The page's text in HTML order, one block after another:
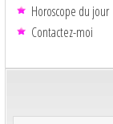
Horoscope du jour
Contactez-moi